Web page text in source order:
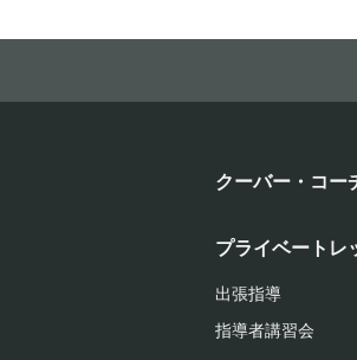
クーバー・コー
プライベートレ
出張指導
指導者講習会